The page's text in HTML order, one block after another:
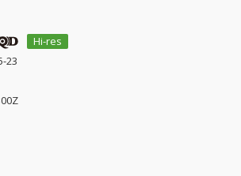
Hi-res
23